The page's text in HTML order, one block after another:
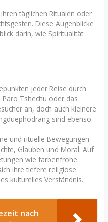
täglichen Ritualen oder
Diese Augenblicke
darin, wie Spiritualität
jeder Reise durch
Tshechu oder das
an, doch auch kleinere
sind ebenso
und rituelle Bewegungen
Glauben und Moral. Auf
wie farbenfrohe
ihre tiefere religiöse
kulturelles Verständnis.
nach